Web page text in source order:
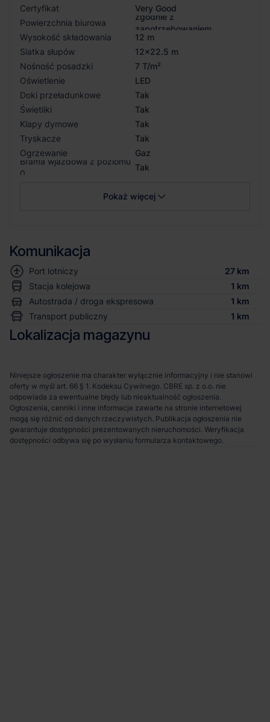
Certyfikat
Very Good
Powierzchnia biurowa
zgodnie z
zapotrzebowaniem
Wysokość składowania
12 m
Siatka słupów
12x22.5 m
Nośność posadzki
7 T/m²
Oświetlenie
LED
Doki przeładunkowe
Tak
Świetliki
Tak
Klapy dymowe
Tak
Tryskacze
Tak
Ogrzewanie
Gaz
Brama wjazdowa z poziomu
0
Tak
Pokaż więcej
Komunikacja
Port lotniczy
27 km
Stacja kolejowa
1 km
Autostrada / droga ekspresowa
1 km
Transport publiczny
1 km
Lokalizacja magazynu
Niniejsze ogłoszenie ma charakter wyłącznie informacyjny i nie stanowi
oferty w myśl art. 66 § 1. Kodeksu Cywilnego. CBRE sp. z o.o. nie
odpowiada za ewentualne błędy lub nieaktualność ogłoszenia.
Ogłoszenia, cenniki i inne informacje zawarte na stronie internetowej
mogą się różnić od danych rzeczywistych. Publikacja ogłoszenia nie
gwarantuje dostępności prezentowanych nieruchomości. Weryfikacja
dostępności odbywa się po wysłaniu formularza kontaktowego.